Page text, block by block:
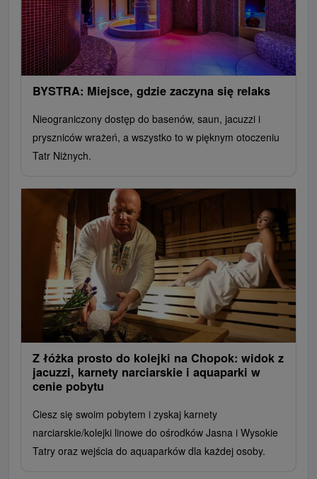
BYSTRA: Miejsce, gdzie zaczyna się relaks
Nieograniczony dostęp do basenów, saun, jacuzzi i
pryszniców wrażeń, a wszystko to w pięknym otoczeniu
Tatr Niżnych.
Z łóżka prosto do kolejki na Chopok: widok z
jacuzzi, karnety narciarskie i aquaparki w
cenie pobytu
Ciesz się swoim pobytem i zyskaj karnety
narciarskie/kolejki linowe do ośrodków Jasna i Wysokie
Tatry oraz wejścia do aquaparków dla każdej osoby.